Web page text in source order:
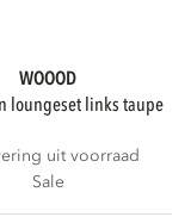
WOOOD
loungeset links taupe
uit voorraad
Sale